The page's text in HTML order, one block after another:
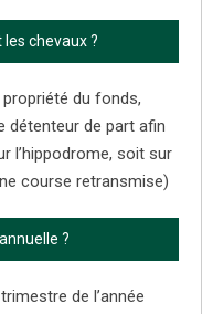
chevaux ?
du fonds,
détenteur de part afin
l’hippodrome, soit sur
course retransmise)
?
de l’année